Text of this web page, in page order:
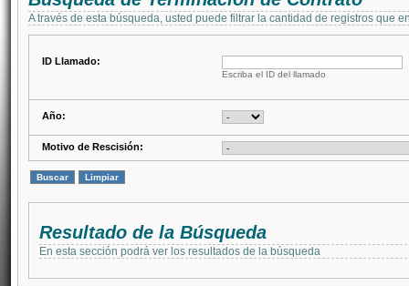
A través de esta búsqueda, usted puede filtrar la cantidad de registros que
ID Llamado:
Escriba el ID del llamado
Año:
Motivo de Rescisión:
Resultado de la Búsqueda
En esta sección podrá ver los resultados de la búsqueda